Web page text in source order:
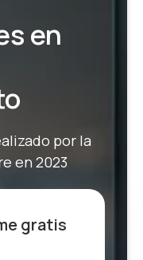
en
por la
en 2023
gratis